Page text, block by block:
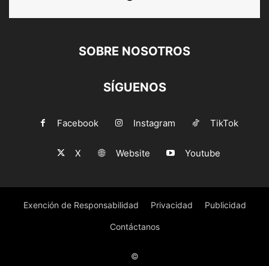
SOBRE NOSOTROS
SÍGUENOS
Facebook Instagram TikTok
X Website Youtube
Exención de Responsabilidad Privacidad Publicidad
Contáctanos
©